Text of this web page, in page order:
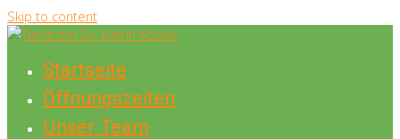
Skip to content
Startseite
Öffnungszeiten
Unser Team